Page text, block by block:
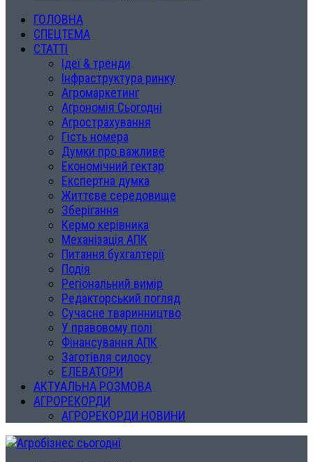
ГОЛОВНА
СПЕЦТЕМА
СТАТТІ
Ідеї & тренди
Інфраструктура ринку
Агромаркетинг
Агрономія Сьогодні
Агрострахування
Гість номера
Думки про важливе
Економічний гектар
Експертна думка
Життєве середовище
Зберігання
Кермо керівника
Механізація АПК
Питання бухгалтерії
Подія
Регіональний вимір
Редакторський погляд
Сучасне тваринництво
У правовому полі
Фінансування АПК
Заготівля силосу
ЕЛЕВАТОРИ
АКТУАЛЬНА РОЗМОВА
АГРОРЕКОРДИ
АГРОРЕКОРДИ НОВИНИ